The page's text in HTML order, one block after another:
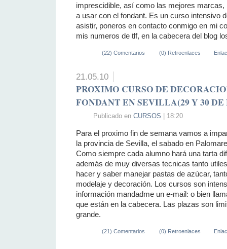
imprescidible, así como las mejores
a usar con el fondant. Es un curso intensivo
asistir, poneros en contacto conmigo en mi
mis numeros de tlf, en la cabecera del blog
(22) Comentarios (0) Retroenlaces
21.05.10
PROXIMO CURSO DE
FONDANT EN SEVILLA(29 Y 30 DE
Publicado en CURSOS | 18:20
Para el proximo fin de semana vamos a
la provincia de Sevilla, el sabado en
Como siempre cada alumno hará una tarta
además de muy diversas tecnicas tanto
hacer y saber manejar pastas de azúcar,
modelaje y decoración. Los cursos son
información mandadme un e-mail: o bien
que están en la cabecera. Las plazas son
grande.
(21) Comentarios (0) Retroenlaces